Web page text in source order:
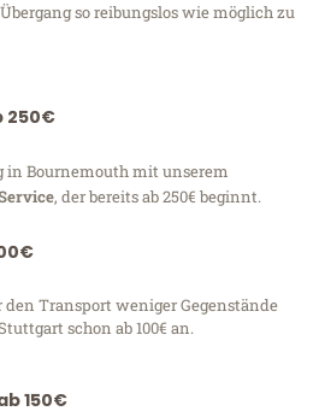
so reibungslos wie möglich zu
250€
in Bournemouth mit unserem
, der bereits ab 250€ beginnt.
den Transport weniger Gegenstände
schon ab 100€ an.
150€